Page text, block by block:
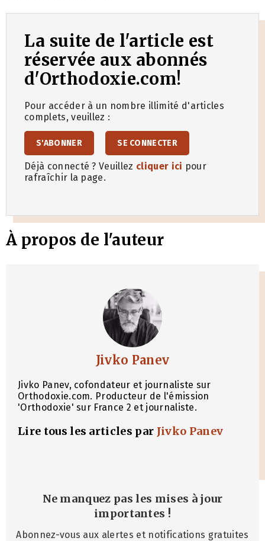
La suite de l'article est
réservée aux abonnés
d'Orthodoxie.com!
Pour accéder à un nombre illimité d'articles
complets, veuillez :
S'ABONNER SE CONNECTER
Déjà connecté ? Veuillez cliquer ici pour
rafraîchir la page.
À propos de l'auteur
Jivko Panev
Jivko Panev, cofondateur et journaliste sur
Orthodoxie.com. Producteur de l'émission
'Orthodoxie' sur France 2 et journaliste.
Lire tous les articles par Jivko Panev
Ne manquez pas les mises à jour
importantes !
Abonnez-vous aux alertes et notifications gratuites